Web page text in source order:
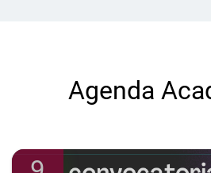
Agenda